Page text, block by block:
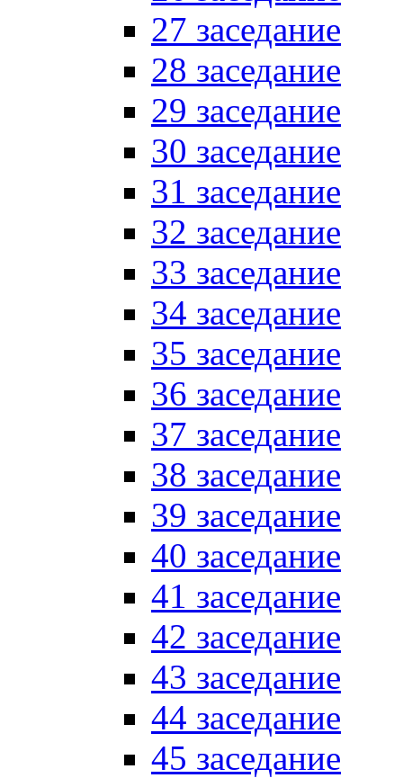
27 заседание
28 заседание
29 заседание
30 заседание
31 заседание
32 заседание
33 заседание
34 заседание
35 заседание
36 заседание
37 заседание
38 заседание
39 заседание
40 заседание
41 заседание
42 заседание
43 заседание
44 заседание
45 заседание